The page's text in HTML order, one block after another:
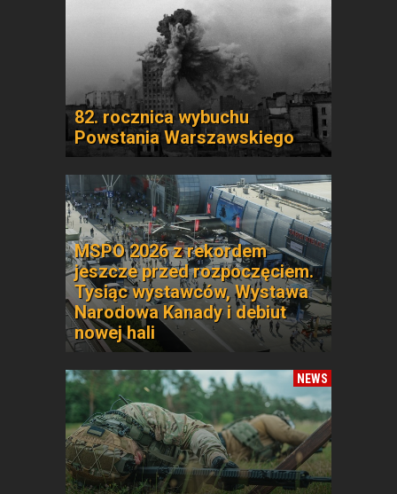
82. rocznica wybuchu
Powstania Warszawskiego
MSPO 2026 z rekordem
jeszcze przed rozpoczęciem.
Tysiąc wystawców, Wystawa
Narodowa Kanady i debiut
nowej hali
NEWS